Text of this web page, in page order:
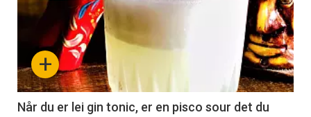
akkurat
nå
-
2
+
Når du er lei gin tonic, er en pisco sour det du